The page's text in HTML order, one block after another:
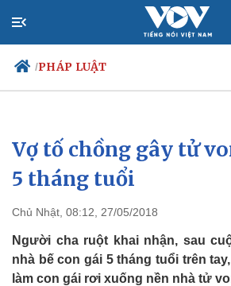
/PHÁP LUẬT
Chính trị
Đảng
Tổ chức nhân sự
Nhận diện sự thật
Xã hội
Việc
Biển
Vợ tố chồng gây tử
5 tháng tuổi
Chủ Nhật, 08:12, 27/05/2018
Người cha ruột khai nhận, sau
nhà bế con gái 5 tháng tuổi trên
làm con gái rơi xuống nền nhà tử